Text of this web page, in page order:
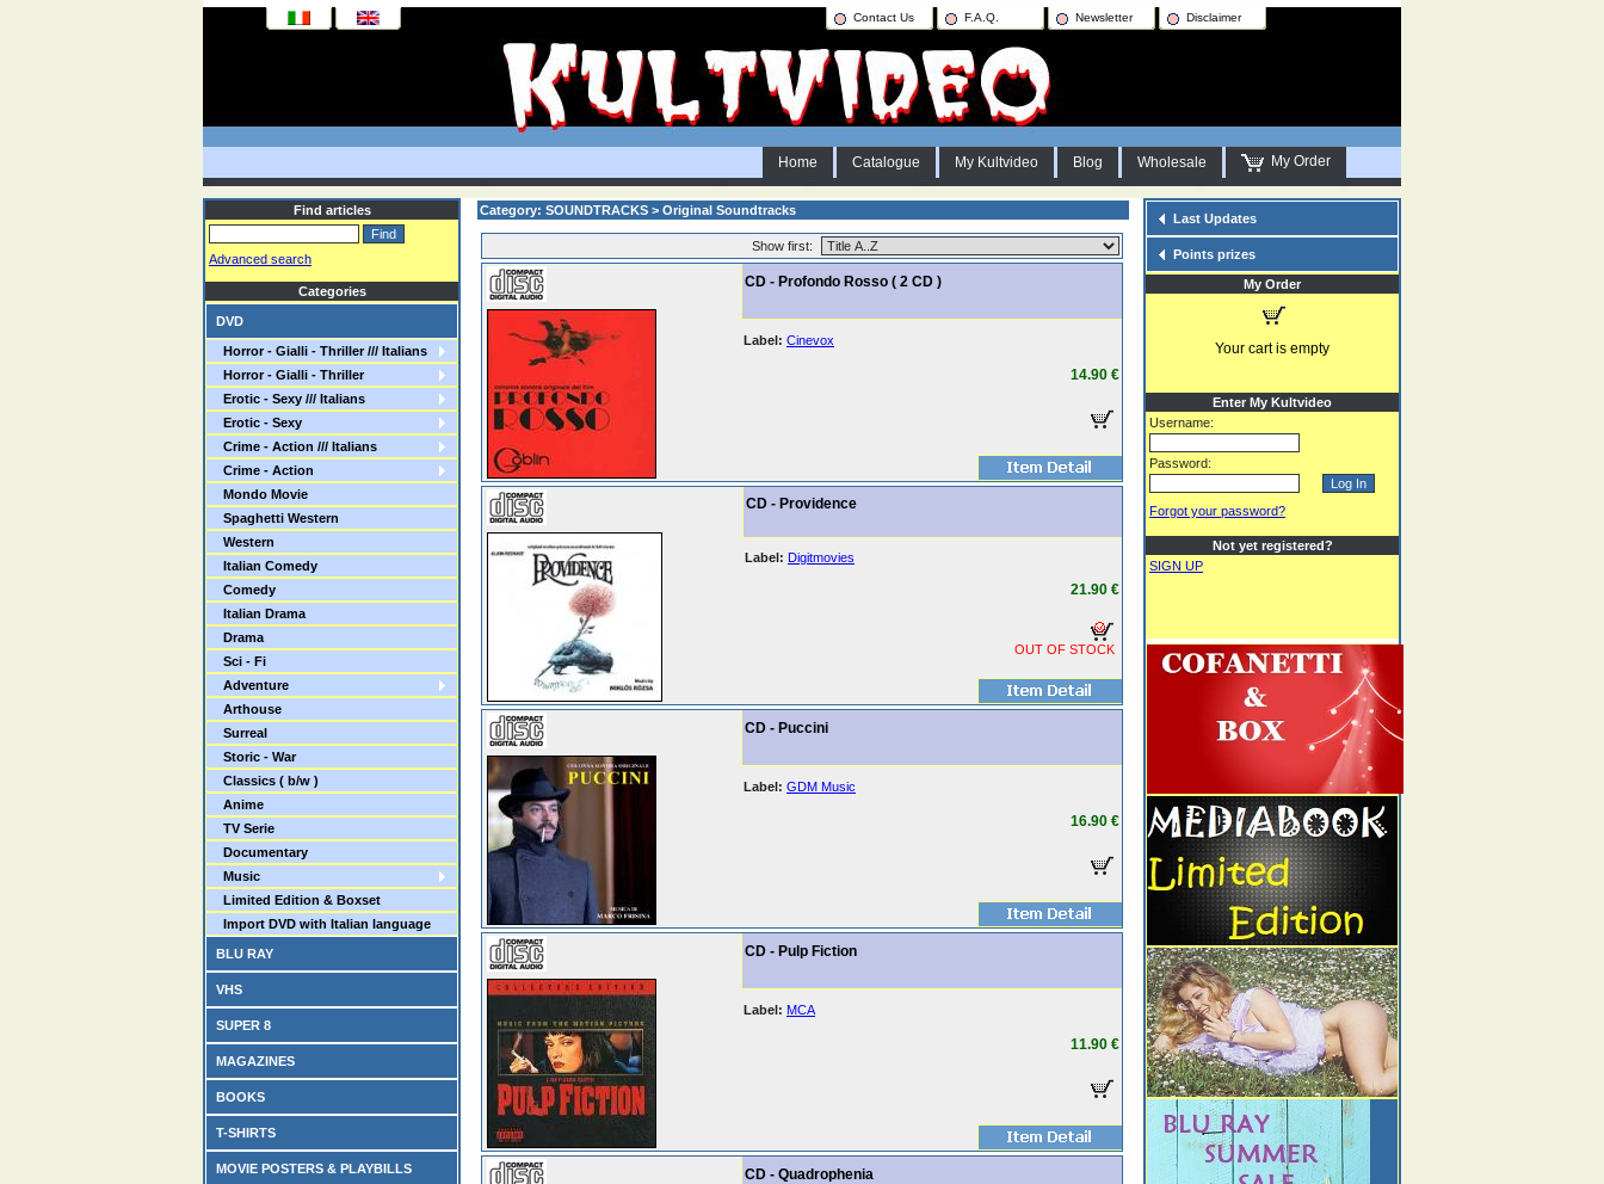
Contact Us F.A.Q. Newsletter Disclaimer
Home Catalogue My Kultvideo Blog Wholesale My Order
Find articles
Advanced search
Categories
DVD
Horror - Gialli - Thriller /// Italians
Horror - Gialli - Thriller
Erotic - Sexy /// Italians
Erotic - Sexy
Crime - Action /// Italians
Crime - Action
Mondo Movie
Spaghetti Western
Western
Italian Comedy
Comedy
Italian Drama
Drama
Sci - Fi
Adventure
Arthouse
Surreal
Storic - War
Classics ( b/w )
Anime
TV Serie
Documentary
Music
Limited Edition & Boxset
Import DVD with Italian language
BLU RAY
VHS
SUPER 8
MAGAZINES
BOOKS
T-SHIRTS
MOVIE POSTERS & PLAYBILLS
Category: SOUNDTRACKS > Original Soundtracks
Show first:
CD - Profondo Rosso ( 2 CD )
Label: Cinevox
14.90 €
CD - Providence
Label: Digitmovies
21.90 €
OUT OF STOCK
CD - Puccini
Label: GDM Music
16.90 €
CD - Pulp Fiction
Label: MCA
11.90 €
CD - Quadrophenia
Last Updates
Points prizes
My Order
Your cart is empty
Enter My Kultvideo
Username:
Password:
Forgot your password?
Not yet registered?
SIGN UP